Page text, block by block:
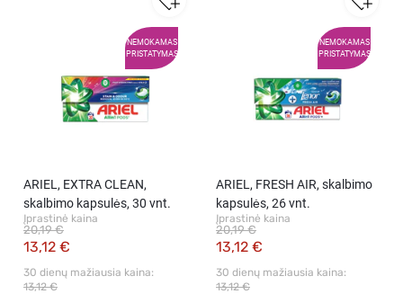
NEMOKAMAS
PRISTATYMAS
ARIEL, EXTRA CLEAN,
skalbimo kapsulės, 30 vnt.
Įprastinė kaina
13,12 €
20,19 €
30 dienų mažiausia kaina:
13,12 €
NEMOKAMAS
PRISTATYMAS
ARIEL, FRESH AIR, skalbimo
kapsulės, 26 vnt.
Įprastinė kaina
13,12 €
20,19 €
30 dienų mažiausia kaina:
13,12 €